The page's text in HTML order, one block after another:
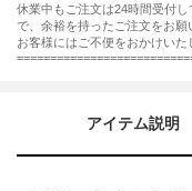
休業中もご注文は24時間受付
で、余裕を持ったご注文をお願
お客様にはご不便をおかけいた
アイテム説明